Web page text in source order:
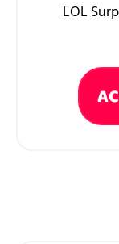
LOL